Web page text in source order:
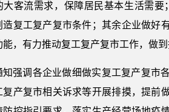
大客流需求，保障居民基本生活需
造复工复产复市条件；其余企业做好
能，有力推动复工复产复市工作，做
知强调各企业做细做实复工复产复市
复产复市相关诉求等开展排摸，提前